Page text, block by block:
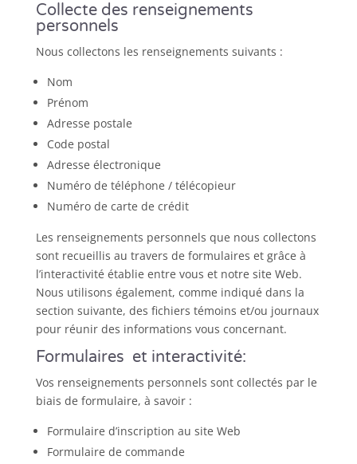
Collecte des renseignements
personnels
Nous collectons les renseignements suivants :
Nom
Prénom
Adresse postale
Code postal
Adresse électronique
Numéro de téléphone / télécopieur
Numéro de carte de crédit
Les renseignements personnels que nous collectons
sont recueillis au travers de formulaires et grâce à
l’interactivité établie entre vous et notre site Web.
Nous utilisons également, comme indiqué dans la
section suivante, des fichiers témoins et/ou journaux
pour réunir des informations vous concernant.
Formulaires et interactivité:
Vos renseignements personnels sont collectés par le
biais de formulaire, à savoir :
Formulaire d’inscription au site Web
Formulaire de commande